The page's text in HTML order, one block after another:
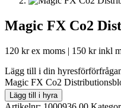
Magic FX Co2
120 krex moms | 150 krinkl
Lägg till i din
Magic FX Co2
Lägg till i hyra